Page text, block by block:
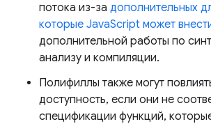
потока из-за дополнительных
которые JavaScript может
дополнительной работы по
анализу и компиляции.
Полифиллы также могут
доступность, если они не
спецификации функций,